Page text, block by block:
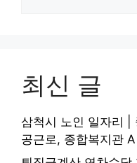
최신 글
삼척시 노인 일자리 |
공근로, 종합복지관